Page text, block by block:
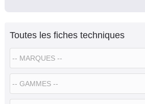
Toutes les fiches techniques